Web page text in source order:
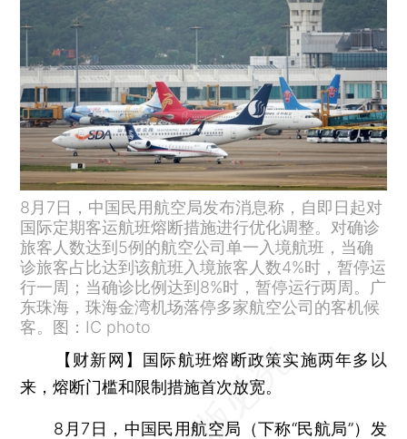
8月7日，中国民用航空局发布消息称，自即日起对
国际定期客运航班熔断措施进行优化调整。对确诊
旅客人数达到5例的航空公司单一入境航班，当确
诊旅客占比达到该航班入境旅客人数4%时，暂停运
行一周；当确诊比例达到8%时，暂停运行两周。广
东珠海，珠海金湾机场落停多家航空公司的客机候
客。图：IC photo
【财新网】 国际航班熔断政策实施两年多以
来，熔断门槛和限制措施首次放宽。
8月7日，中国民用航空局（下称“民航局”）发